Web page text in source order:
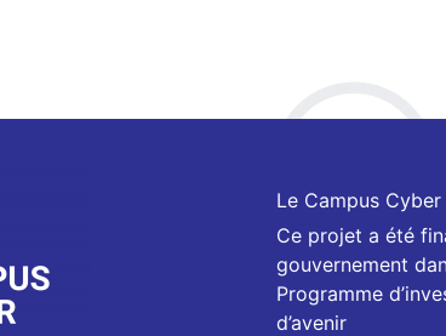
Le Campus Cyber
Ce projet a été
gouvernement
Programme
d’avenir